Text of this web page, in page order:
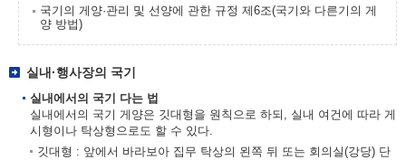
국기의 게양·관리 및 선양에 관한 규정 제6조(국기와 다른기의 게
양 방법)
실내·행사장의 국기
실내에서의 국기 다는 법
실내에서의 국기 게양은 깃대형을 원칙으로 하되, 실내 여건에 따라 게
시형이나 탁상형으로도 할 수 있다.
깃대형 : 앞에서 바라보아 집무 탁상의 왼쪽 뒤 또는 회의실(강당) 단